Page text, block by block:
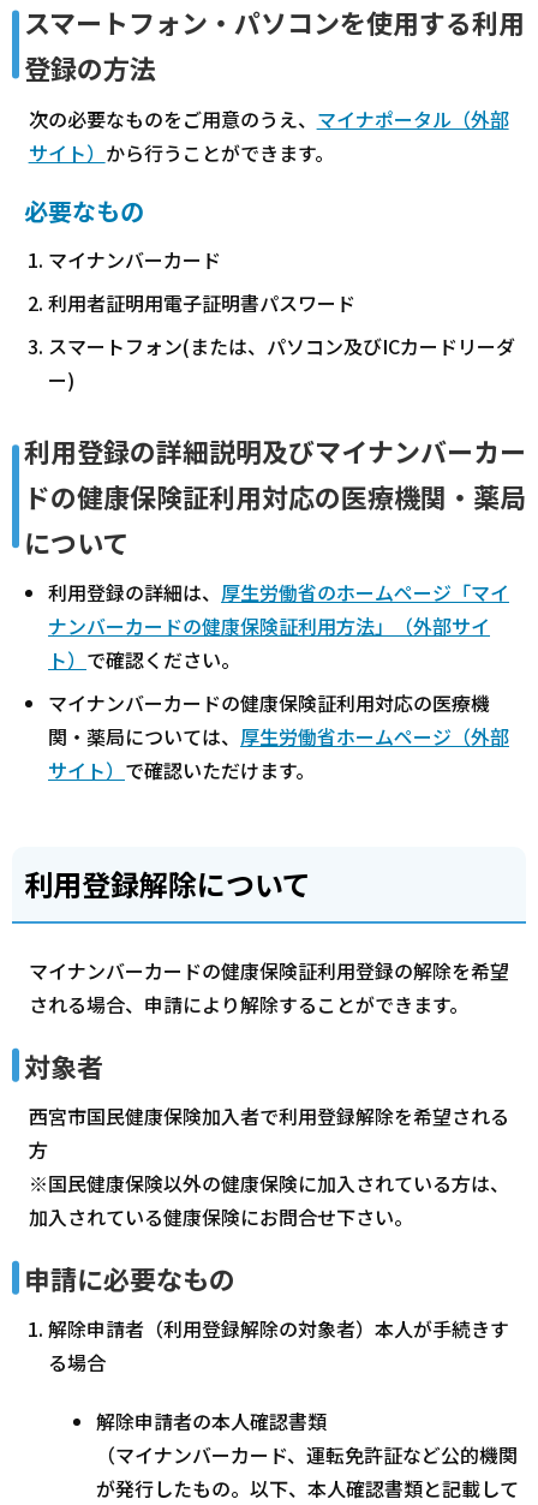
スマートフォン・パソコンを使用する利用
登録の方法
次の必要なものをご用意のうえ、 マイナポータル（外部
サイト） から行うことができます。
必要なもの
マイナンバーカード
利用者証明用電子証明書パスワード
スマートフォン(または、パソコン及びICカードリーダ
ー)
利用登録の詳細説明及びマイナンバーカー
ドの健康保険証利用対応の医療機関・薬局
について
利用登録の詳細は、 厚生労働省のホームページ「マイ
ナンバーカードの健康保険証利用方法」（外部サイ
ト） で確認ください。
マイナンバーカードの健康保険証利用対応の医療機
関・薬局については、 厚生労働省ホームページ（外部
サイト） で確認いただけます。
利用登録解除について
マイナンバーカードの健康保険証利用登録の解除を希望
される場合、申請により解除することができます。
対象者
西宮市国民健康保険加入者で利用登録解除を希望される
方
※国民健康保険以外の健康保険に加入されている方は、
加入されている健康保険にお問合せ下さい。
申請に必要なもの
解除申請者（利用登録解除の対象者）本人が手続きす
る場合
解除申請者の本人確認書類
（マイナンバーカード、運転免許証など公的機関
が発行したもの。以下、本人確認書類と記載して